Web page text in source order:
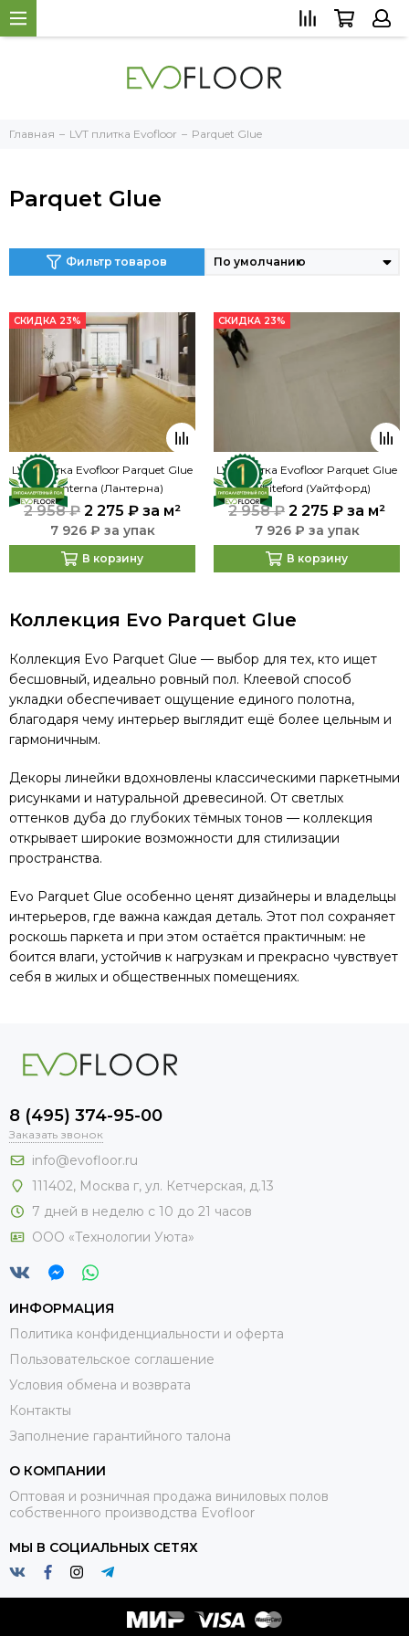
Главная LVT плитка Evofloor Parquet Glue
Parquet Glue
Фильтр товаров
СКИДКА 23%
LVT плитка Evofloor Parquet Glue
- Lanterna (Лантерна)
2 958 ₽ 2 275 ₽ за м²
7 926 ₽ за упак
В корзину
СКИДКА 23%
LVT плитка Evofloor Parquet Glue
- Whiteford (Уайтфорд)
2 958 ₽ 2 275 ₽ за м²
7 926 ₽ за упак
В корзину
Коллекция Evo Parquet Glue
Коллекция Evo Parquet Glue — выбор для тех, кто ищет
бесшовный, идеально ровный пол. Клеевой способ
укладки обеспечивает ощущение единого полотна,
благодаря чему интерьер выглядит ещё более цельным и
гармоничным.
Декоры линейки вдохновлены классическими паркетными
рисунками и натуральной древесиной. От светлых
оттенков дуба до глубоких тёмных тонов — коллекция
открывает широкие возможности для стилизации
пространства.
Evo Parquet Glue особенно ценят дизайнеры и владельцы
интерьеров, где важна каждая деталь. Этот пол сохраняет
роскошь паркета и при этом остаётся практичным: не
боится влаги, устойчив к нагрузкам и прекрасно чувствует
себя в жилых и общественных помещениях.
8 (495) 374-95-00
Заказать звонок
info@evofloor.ru
111402, Москва г, ул. Кетчерская, д.13
7 дней в неделю с 10 до 21 часов
ООО «Технологии Уюта»
ИНФОРМАЦИЯ
Политика конфиденциальности и оферта
Пользовательское соглашение
Условия обмена и возврата
Контакты
Заполнение гарантийного талона
О КОМПАНИИ
Оптовая и розничная продажа виниловых полов
собственного производства Evofloor
МЫ В СОЦИАЛЬНЫХ СЕТЯХ